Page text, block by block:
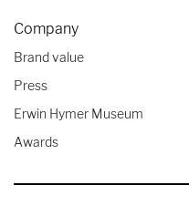
Company
Brand value
Press
Erwin Hymer Museum
Awards